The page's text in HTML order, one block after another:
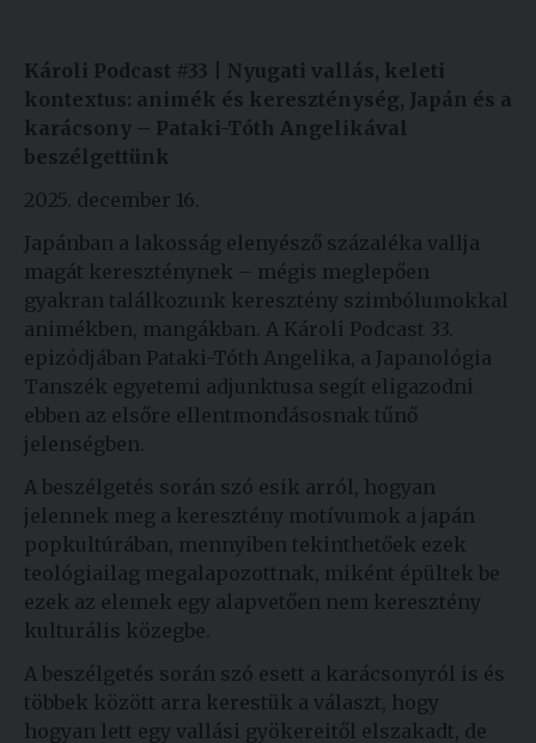
Károli Podcast #33 | Nyugati vallás, keleti
kontextus: animék és kereszténység, Japán és a
karácsony – Pataki-Tóth Angelikával
beszélgettünk
2025. december 16.
Japánban a lakosság elenyésző százaléka vallja
magát kereszténynek – mégis meglepően
gyakran találkozunk keresztény szimbólumokkal
animékben, mangákban. A Károli Podcast 33.
epizódjában Pataki-Tóth Angelika, a Japanológia
Tanszék egyetemi adjunktusa segít eligazodni
ebben az elsőre ellentmondásosnak tűnő
jelenségben.
A beszélgetés során szó esik arról, hogyan
jelennek meg a keresztény motívumok a japán
popkultúrában, mennyiben tekinthetőek ezek
teológiailag megalapozottnak, miként épültek be
ezek az elemek egy alapvetően nem keresztény
kulturális közegbe.
A beszélgetés során szó esett a karácsonyról is és
többek között arra kerestük a választ, hogy
hogyan lett egy vallási gyökereitől elszakadt, de